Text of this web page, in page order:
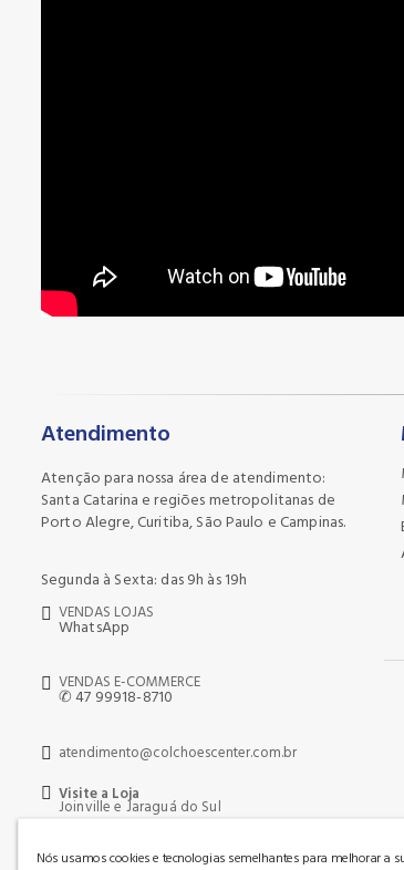
Atendimento
Atenção para nossa área de atendimento:
Santa Catarina e regiões metropolitanas de
Porto Alegre, Curitiba, São Paulo e Campinas.
Segunda à Sexta: das 9h às 19h
VENDAS LOJAS
WhatsApp
VENDAS E-COMMERCE
✆ 47 99918-8710
atendimento@colchoescenter.com.br
Visite a Loja
Joinville e Jaraguá do Sul
Nós usamos cookies e tecnologias semelhantes para melhorar a